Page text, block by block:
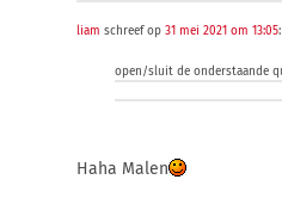
liam schreef op 31 mei 2021 om 13:05:
open/sluit de onderstaande
Haha Malen